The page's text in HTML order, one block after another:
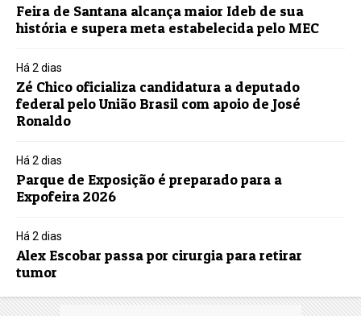
Feira de Santana alcança maior Ideb de sua
história e supera meta estabelecida pelo MEC
Há 2 dias
Zé Chico oficializa candidatura a deputado
federal pelo União Brasil com apoio de José
Ronaldo
Há 2 dias
Parque de Exposição é preparado para a
Expofeira 2026
Há 2 dias
Alex Escobar passa por cirurgia para retirar
tumor